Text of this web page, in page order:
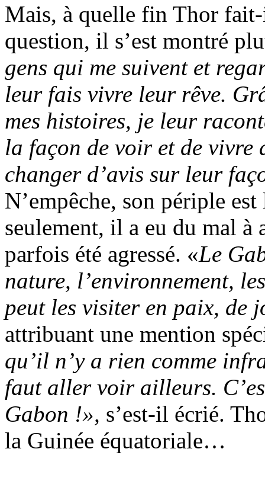
Mais, à quelle fin Thor
question, il s’est montré
gens qui me suivent et
leur fais vivre leur rêve.
mes histoires, je leur
la façon de voir et de vivre
changer d’avis sur leur
N’empêche, son périple
seulement, il a eu du mal à
parfois été agressé. «Le
nature, l’environnement,
peut les visiter en paix, de
attribuant une mention
qu’il n’y a rien comme
faut aller voir ailleurs.
Gabon !», s’est-il écrié.
la Guinée équatoriale…